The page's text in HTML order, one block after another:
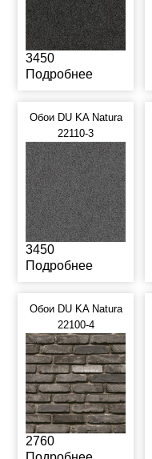
3450
Подробнее
Обои DU KA Natura
22110-3
3450
Подробнее
Обои DU KA Natura
22100-4
2760